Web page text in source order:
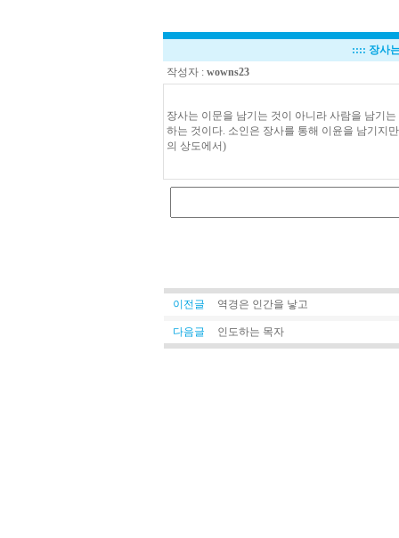
:::: 장사
작성자 : wowns23
장사는 이문을 남기는 것이 아니라 사람을 남기
하는 것이다. 소인은 장사를 통해 이윤을 남기지
의 상도에서)
이전글 역경은 인간을 낳고
다음글 인도하는 목자